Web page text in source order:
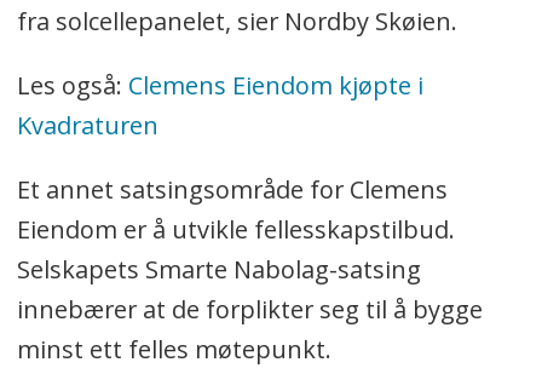
fra solcellepanelet, sier Nordby Skøien.
Les også: Clemens Eiendom kjøpte i
Kvadraturen
Et annet satsingsområde for Clemens
Eiendom er å utvikle fellesskapstilbud.
Selskapets Smarte Nabolag-satsing
innebærer at de forplikter seg til å bygge
minst ett felles møtepunkt.